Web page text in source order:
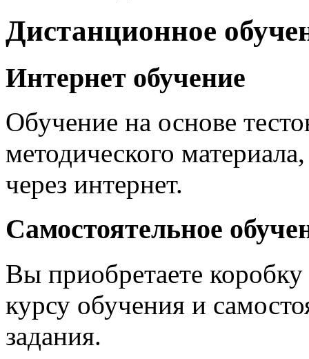
Дистанционное
Интернет обучение
Обучение на основе
методического
через интернет.
Самостоятельное
Вы приобретаете
курсу обучения и
задания.